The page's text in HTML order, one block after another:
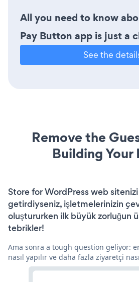
All you need to know
Pay Button app is just a
See the
Remove the
Building Your
Store for WordPress web sitenizi
getirdiyseniz, işletmelerinizin
oluştururken ilk büyük zorluğun
tebrikler!
Ama sonra a tough question geliyor:
nasıl yapılır ve daha fazla ziyaretçi